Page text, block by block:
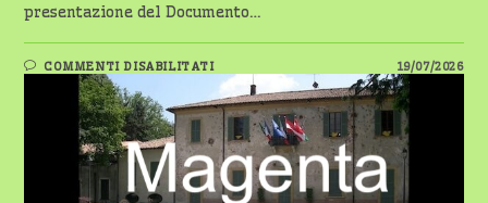
presentazione del Documento…
COMMENTI DISABILITATISU
MAGENTA,
CONVOCATO
IL
CONSIGLIO
COMUNALE:
SEDUTA
IL
23
LUGLIO
19/07/2026